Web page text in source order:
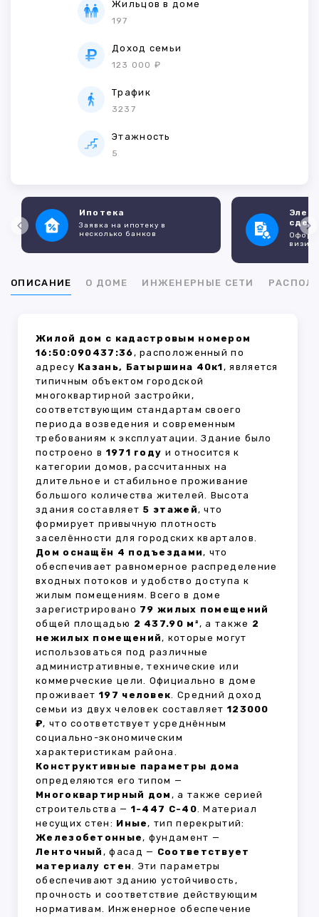
Жильцов в доме
197
Доход семьи
123 000 ₽
Трафик
3237
Этажность
5
Ипотека
Заявка на ипотеку в
несколько банков
ОПИСАНИЕ О ДОМЕ ИНЖЕНЕРНЫЕ СЕТИ
Жилой дом с кадастровым номером
16:50:090437:36, расположенный по
адресу Казань, Батыршина 40к1, является
типичным объектом городской
многоквартирной застройки,
соответствующим стандартам своего
периода возведения и современным
требованиям к эксплуатации. Здание было
построено в 1971 году и относится к
категории домов, рассчитанных на
длительное и стабильное проживание
большого количества жителей. Высота
здания составляет 5 этажей, что
формирует привычную плотность
заселённости для городских кварталов.
Дом оснащён 4 подъездами, что
обеспечивает равномерное распределение
входных потоков и удобство доступа к
жилым помещениям. Всего в доме
зарегистрировано 79 жилых помещений
общей площадью 2 437.90 м², а также 2
нежилых помещений, которые могут
использоваться под различные
административные, технические или
коммерческие цели. Официально в доме
проживает 197 человек. Средний доход
семьи из двух человек составляет 123000
₽, что соответствует усреднённым
социально-экономическим
характеристикам района.
Конструктивные параметры дома
определяются его типом —
Многоквартирный дом , а также серией
строительства — 1-447 С-40. Материал
несущих стен: Иные, тип перекрытий:
Железобетонные, фундамент —
Ленточный , фасад — Соответствует
материалу стен. Эти параметры
обеспечивают зданию устойчивость,
прочность и соответствие действующим
нормативам. Инженерное обеспечение